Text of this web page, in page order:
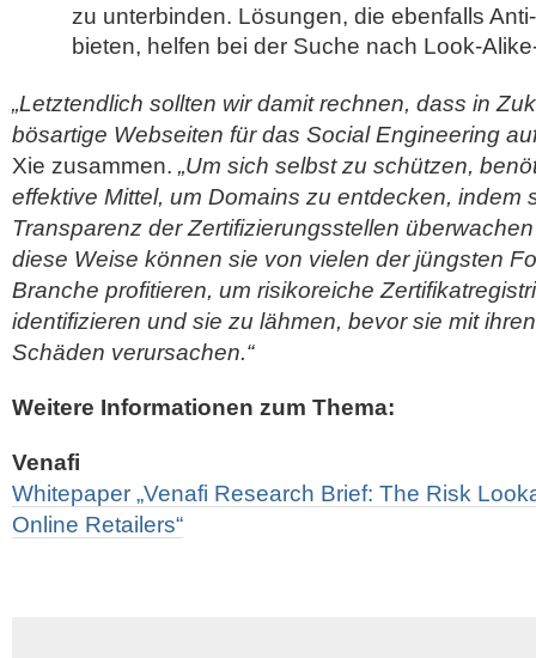
zu unterbinden. Lösungen, die ebenfalls
bieten, helfen bei der Suche nach Look-
„Letztendlich sollten wir damit rechnen, dass in
bösartige Webseiten für das Social Engineering
Xie zusammen. „Um sich selbst zu schützen,
effektive Mittel, um Domains zu entdecken, indem
Transparenz der Zertifizierungsstellen
diese Weise können sie von vielen der jüngsten
Branche profitieren, um risikoreiche
identifizieren und sie zu lähmen, bevor sie mit
Schäden verursachen.“
Weitere Informationen zum Thema:
Venafi
Whitepaper „Venafi Research Brief: The Risk
Online Retailers“